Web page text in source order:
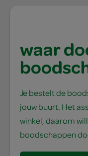
waar
Je bestelt de
jouw buurt. Het
winkel, daarom
boodschappen